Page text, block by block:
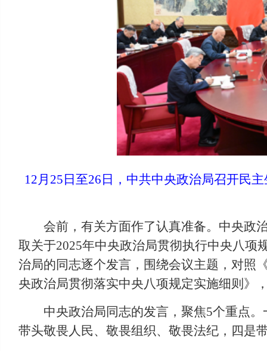
12月25日至26日，中共中央政治局召开民
会前，有关方面作了认真准备。中央政
取关于2025年中央政治局贯彻执行中央八项
治局的同志逐个发言，围绕会议主题，对照
央政治局贯彻落实中央八项规定实施细则》
中央政治局同志的发言，聚焦5个重点
带头敬畏人民、敬畏组织、敬畏法纪，四是